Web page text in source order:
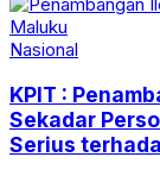
Nasional
KPIT :
Sekadar
Serius